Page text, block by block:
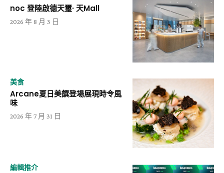
noc 登陸啟德天璽· 天Mall
2026 年 8 月 3 日
美食
Arcane夏日美饌登場展現時令風
味
2026 年 7 月 31 日
編輯推介